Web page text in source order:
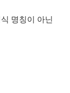
명칭이 아닌